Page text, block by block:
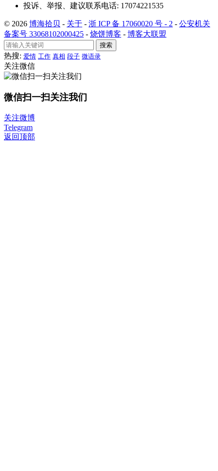
投诉、举报、建议联系电话: 17074221535
© 2026 博海拾贝 - 关于 - 浙 ICP 备 17060020 号 - 2 - 公安机关
备案号 33068102000425 - 烧饼博客 - 博客大联盟
搜索
热搜: 爱情 工作 真相 段子 微语录
关注微信
微信扫一扫关注我们
关注微博
Telegram
返回顶部